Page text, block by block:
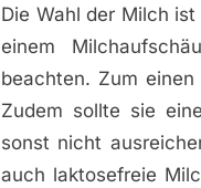
Die Wahl der Milch
einem
beachten. Zum
Zudem sollte sie
sonst nicht
auch laktosefreie